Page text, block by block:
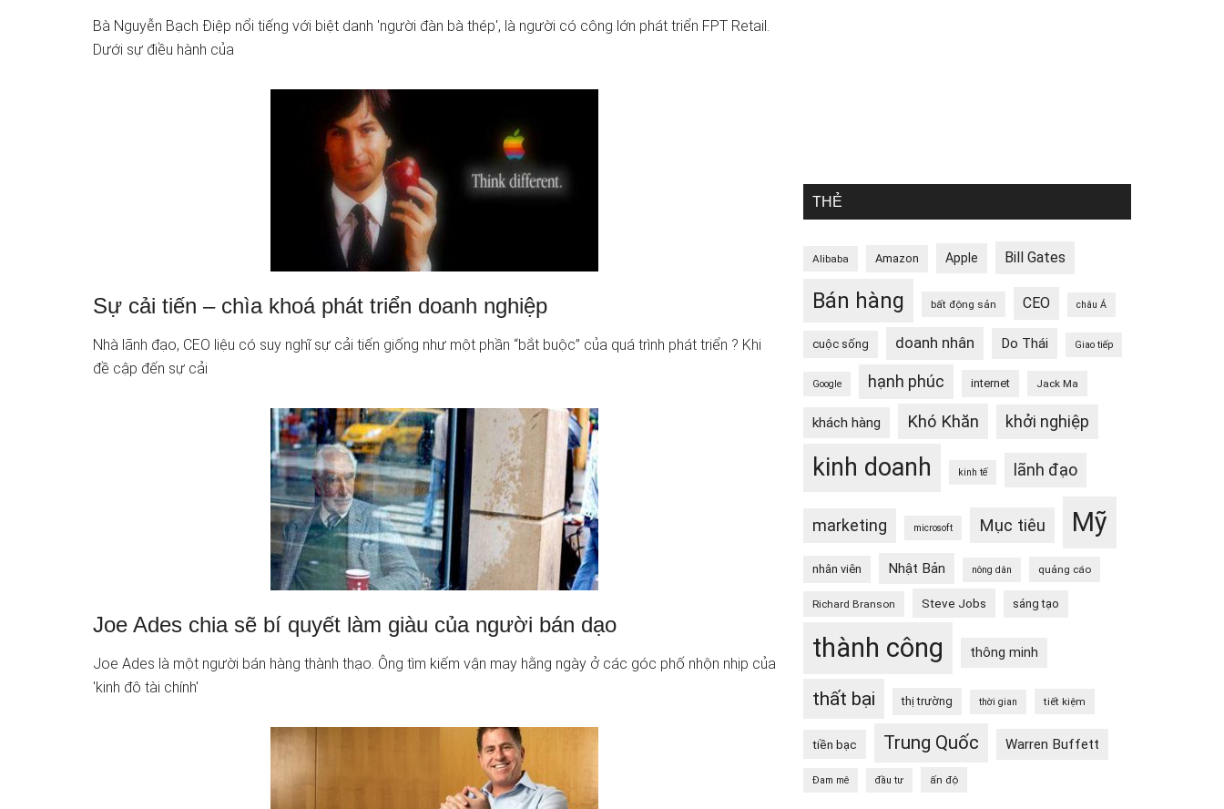
Bà Nguyễn Bạch Điệp nổi tiếng với biệt danh 'người đàn bà thép', là người có công lớn phát triển FPT Retail.
Dưới sự điều hành của
Sự cải tiến – chìa khoá phát triển doanh nghiệp
Nhà lãnh đạo, CEO liệu có suy nghĩ sự cải tiến giống như một phần “bắt buộc” của quá trình phát triển ? Khi
đề cập đến sự cải
Joe Ades chia sẽ bí quyết làm giàu của người bán dạo
Joe Ades là một người bán hàng thành thạo. Ông tìm kiếm vận may hằng ngày ở các góc phố nhộn nhịp của
'kinh đô tài chính'
THẺ
Alibaba Amazon Apple Bill Gates
Bán hàng bất động sản CEO châu Á
cuộc sống doanh nhân Do Thái Giao tiếp
Google hạnh phúc internet Jack Ma
khách hàng Khó Khăn khởi nghiệp
kinh doanh kinh tế lãnh đạo
marketing microsoft Mục tiêu Mỹ
nhân viên Nhật Bản nông dân quảng cáo
Richard Branson Steve Jobs sáng tạo
thành công thông minh
thất bại thị trường thời gian tiết kiệm
tiền bạc Trung Quốc Warren Buffett
Đam mê đầu tư ấn độ